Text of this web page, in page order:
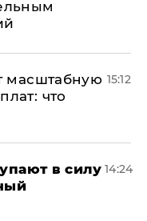
масштабную
что
15:12
в силу 14:24